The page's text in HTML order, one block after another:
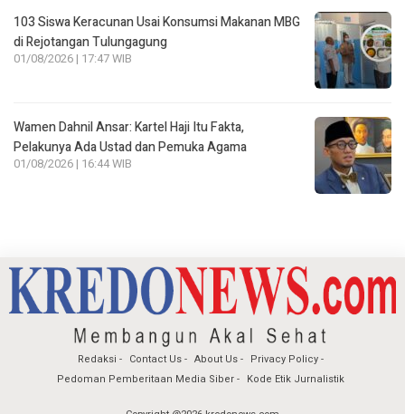
103 Siswa Keracunan Usai Konsumsi Makanan MBG
di Rejotangan Tulungagung
01/08/2026 | 17:47 WIB
Wamen Dahnil Ansar: Kartel Haji Itu Fakta,
Pelakunya Ada Ustad dan Pemuka Agama
01/08/2026 | 16:44 WIB
Redaksi Contact Us About Us
Privacy Policy
Pedoman Pemberitaan Media Siber
Kode Etik Jurnalistik